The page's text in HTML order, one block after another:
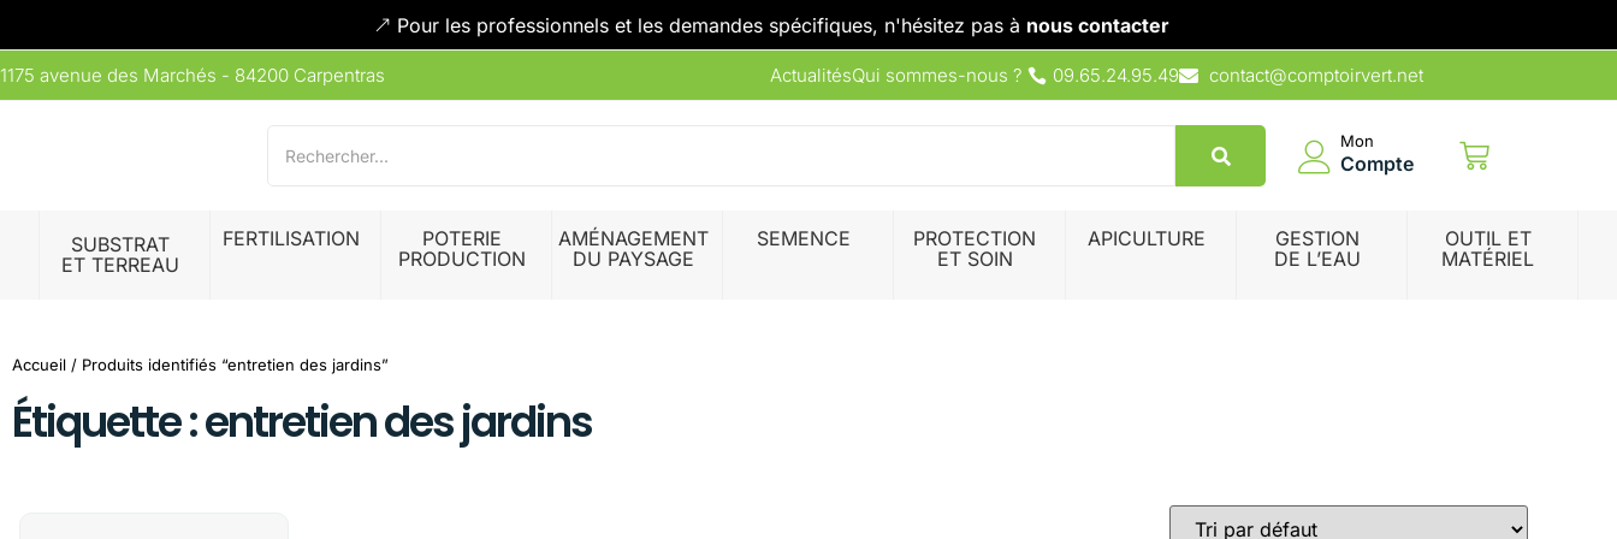
Pour les professionnels et les demandes spécifiques, n'hésitez pas à nous contacter
1175 avenue des Marchés - 84200 Carpentras ActualitésQui sommes-nous ? 09.65.24.95.49 contact@comptoirvert.net
Mon
Compte
SUBSTRAT
ET TERREAU
FERTILISATION
POTERIE
PRODUCTION
AMÉNAGEMENT
DU PAYSAGE
SEMENCE
PROTECTION
ET SOIN
APICULTURE
GESTION
DE L’EAU
OUTIL ET
MATÉRIEL
Accueil / Produits identifiés “entretien des jardins”
Étiquette : entretien des jardins